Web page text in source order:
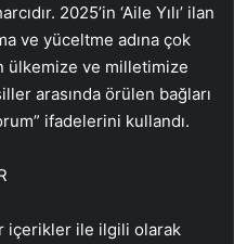
2025’in ‘Aile Yılı’ ilan
ve yüceltme adına çok
ülkemize ve milletimize
arasında örülen bağları
ifadelerini kullandı.
içerikler ile ilgili olarak